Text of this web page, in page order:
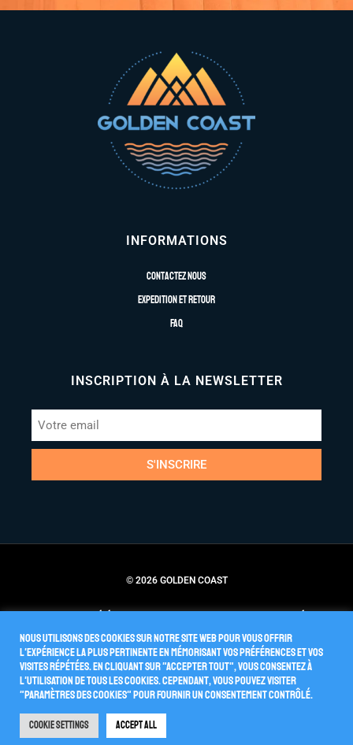
INFORMATIONS
Contactez nous
Expedition et retour
FAQ
INSCRIPTION À LA NEWSLETTER
S'INSCRIRE
© 2026 GOLDEN COAST
Nous utilisons des cookies sur notre site Web pour vous offrir
l'expérience la plus pertinente en mémorisant vos préférences et vos
visites répétées. En cliquant sur "Accepter tout", vous consentez à
l'utilisation de TOUS les cookies. Cependant, vous pouvez visiter
"Paramètres des cookies" pour fournir un consentement contrôlé.
Cookie Settings Accept All